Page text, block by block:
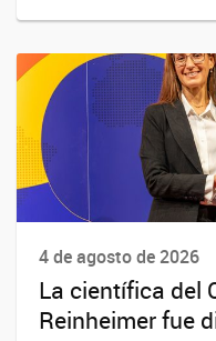
4 de agosto de 2026
La científica del
Reinheimer fue